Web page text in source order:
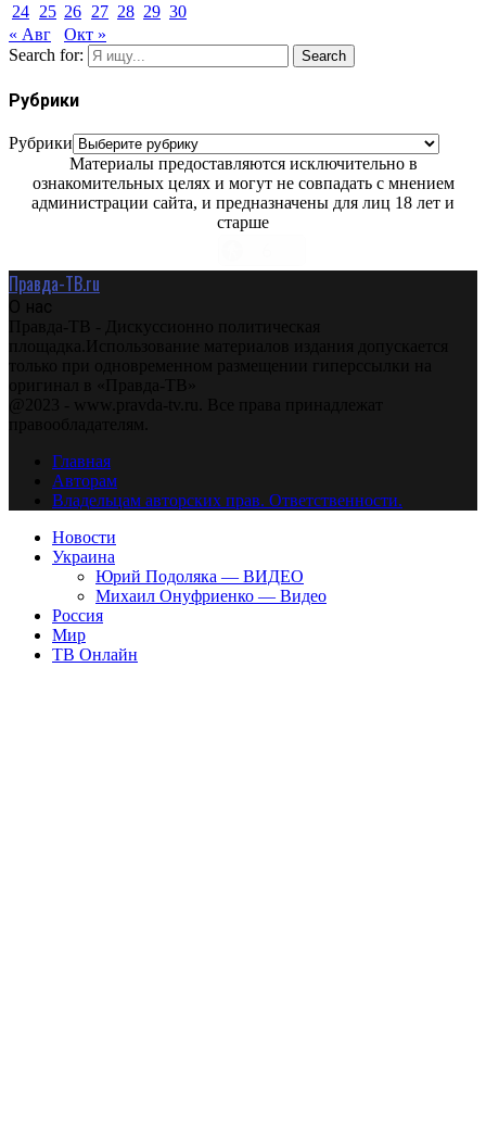
24 25 26 27 28 29 30
« Авг
Окт »
Search for:
Search
Рубрики
Рубрики
Материалы предоставляются исключительно в
ознакомительных целях и могут не совпадать с мнением
администрации сайта, и предназначены для лиц 18 лет и
старше
Правда-ТВ.ru
О нас
Правда-ТВ - Дискуссионно политическая
площадка.Использование материалов издания допускается
только при одновременном размещении гиперссылки на
оригинал в «Правда-ТВ»
@2023 - www.pravda-tv.ru. Все права принадлежат
правообладателям.
Главная
Авторам
Владельцам авторских прав. Ответственности.
Новости
Украина
Юрий Подоляка — ВИДЕО
Михаил Онуфриенко — Видео
Россия
Мир
ТВ Онлайн